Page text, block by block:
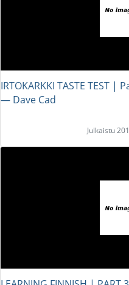
IRTOKARKKI TASTE TEST |
― Dave Cad
Julkaistu